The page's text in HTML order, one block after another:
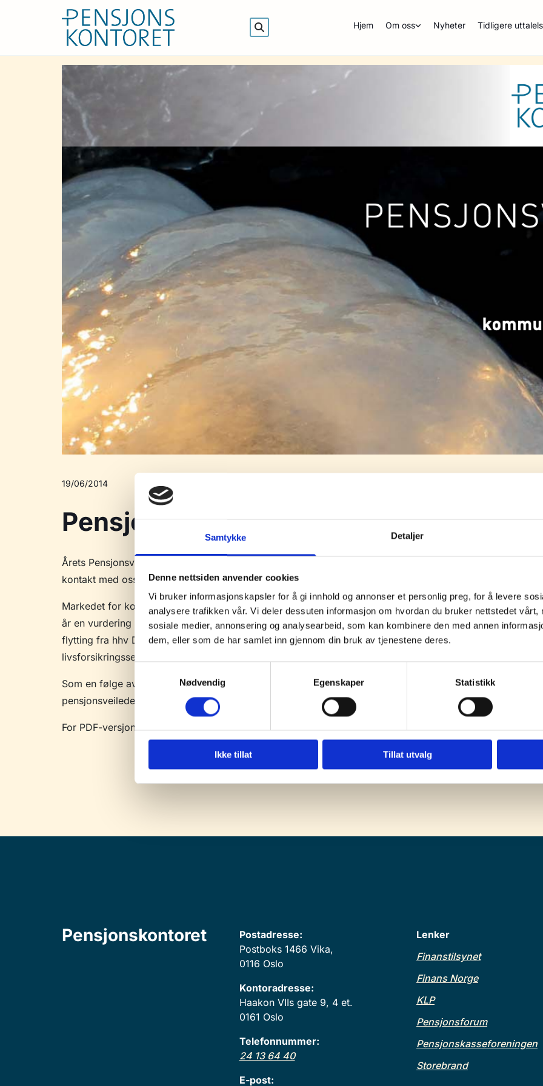
Samtykke Detaljer
Denne nettsiden anvender cookies
Vi bruker informasjonskapsler for å gi innhold og annonser et personlig preg, for å levere
analysere trafikken vår. Vi deler dessuten informasjon om hvordan du bruker nettstedet vårt,
sosiale medier, annonsering og analysearbeid, som kan kombinere den med annen
dem, eller som de har samlet inn gjennom din bruk av tjenestene deres.
Nødvendig
Egenskaper Statistikk
Ikke tillat Tillat utvalg
Hjem Om oss Nyheter Tidligere
19/06/2014
Pensjonsveileder 2014
Årets Pensjonsveileder er nå sendt ut til alle kommuner, fylkeskommuner, bedrifter og virksomheter i
kontakt med oss på e-post :sjr@pensjonskontoret.no
Markedet for kommunal tjenestepensjon består i 2014 av KLP som eneste leverandør av
år en vurdering av hvordan kommuner, fylkeskommuner, bedrifter og virksomheter skal forholde seg til
flytting fra hhv DNB Livsforsikring og Storebrand Livsforsikring. Les mer om dette i kapitel 5.
livsforsikringsselskap er å opprette egen pensjonskasse. Les mer om dette i kapittel 9.
Som en følge av den endrede markedssituasjonen er det ikke lenger laget konkurransegrunnlag,
pensjonsveilederen, slik som tidligere.
For PDF-versjon av pensjonsveilederen:Pensjonsveileder_2014
Pensjonskontoret
Postadresse:
Postboks 1466 Vika,
0116 Oslo
Kontoradresse:
Haakon VIIs gate 9, 4 et.
0161 Oslo
Telefonnummer:
24 13 64 40
E-post:
Lenker
Finanstilsynet
Finans Norge
KLP
Pensjonsforum
Pensjonskasseforeningen
Storebrand